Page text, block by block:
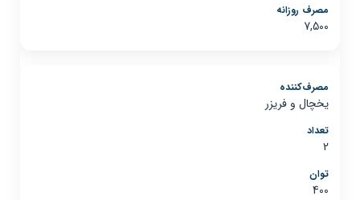
7,500
یخچال و فریزر
2
400